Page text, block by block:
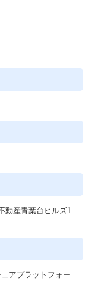
動産青葉台ヒルズ1
アプラットフォー